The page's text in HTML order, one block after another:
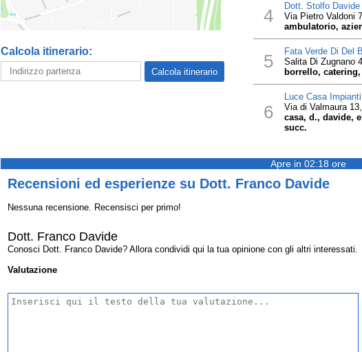
Calcola itinerario:
4 Dott. Stolfo Davide
Via Pietro Valdoni
ambulatorio,
5 Fata Verde Di Del
Salita Di Zugnano
borrello,
6
Luce Casa
Via di Valmaura
casa, d., davide,
succ.
Apre in 02:18 ore
Recensioni ed esperienze su Dott. Franco Davide
Nessuna recensione. Recensisci per primo!
Dott. Franco Davide
Conosci Dott. Franco Davide? Allora condividi qui la tua opinione con gli altri interessati.
Valutazione